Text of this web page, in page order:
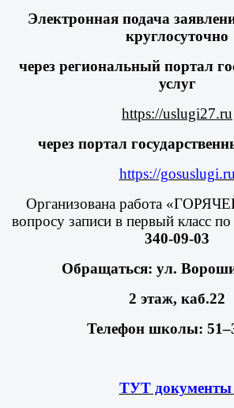
Электронная подача
круглосуточно
через региональный портал
услуг
https://uslugi27.ru
через портал
https://gosuslugi.ru
Организована работа
вопросу записи в первый класс
340-09-03
Обращаться: ул.
2 этаж, каб.22
Телефон школы:
ТУТ документы